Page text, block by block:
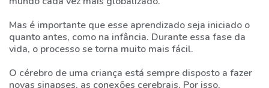
AGENDAR
VISITA
Mas é importante que esse aprendizado seja iniciado o
quanto antes, como na infância. Durante essa fase da
vida, o processo se torna muito mais fácil.
O cérebro de uma criança está sempre disposto a fazer
novas sinapses, as conexões cerebrais. Por isso,